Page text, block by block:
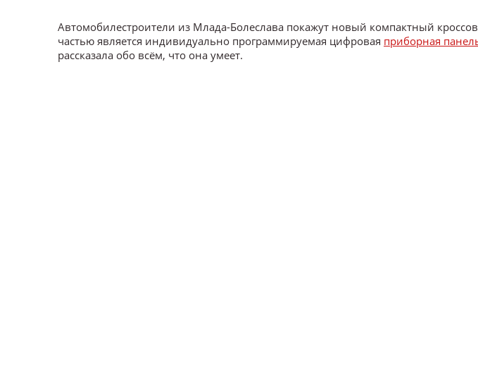
Автомобилестроители из Млада-Болеслава покажут новый компактный
частью является индивидуально программируемая цифровая приборная
рассказала обо всём, что она умеет.